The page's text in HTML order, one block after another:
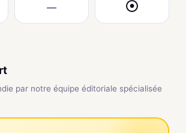
— ●
par notre équipe éditoriale spécialisée